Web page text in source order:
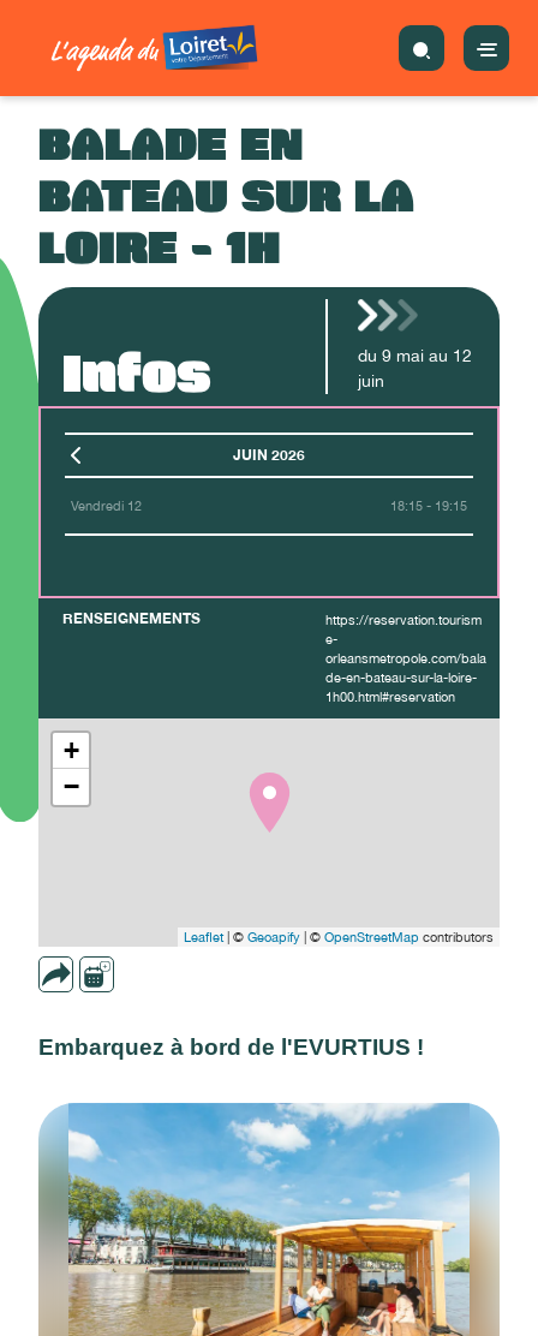
BALADE EN
BATEAU SUR LA
LOIRE - 1H
Infos du 9 mai au 12
juin
JUIN 2026
Vendredi 12 18:15 - 19:15
RENSEIGNEMENTS
https://reservation.tourism
e-
orleansmetropole.com/bala
de-en-bateau-sur-la-loire-
1h00.html#reservation
+
−
Leaflet| © Geoapify | © OpenStreetMap contributors
Embarquez à bord de l'EVURTIUS !